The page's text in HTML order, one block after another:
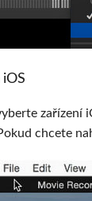
zařízení
chcete